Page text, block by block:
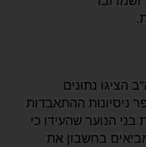
הציגו נתונים
ניסיונות ההתאבדות
בני הנוער שהעידו כי
בחשבון את